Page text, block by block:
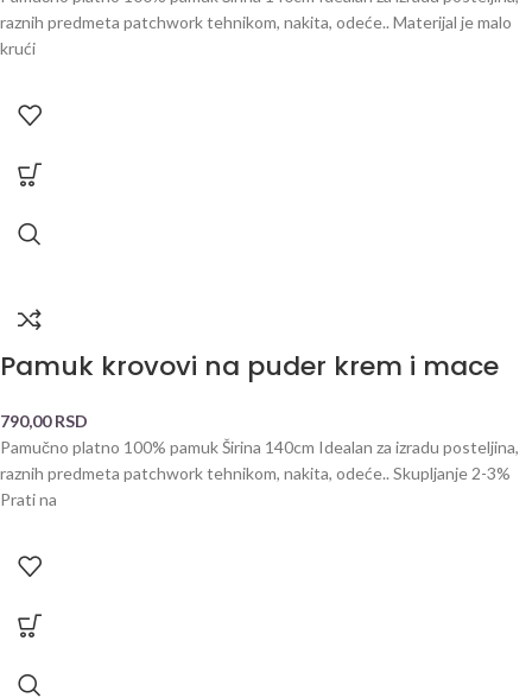
raznih predmeta patchwork tehnikom, nakita, odeće.. Materijal je malo
krući
Pamuk krovovi na puder krem i mace
790,00RSD
Pamučno platno 100% pamuk Širina 140cm Idealan za izradu posteljina,
raznih predmeta patchwork tehnikom, nakita, odeće.. Skupljanje 2-3%
Prati na